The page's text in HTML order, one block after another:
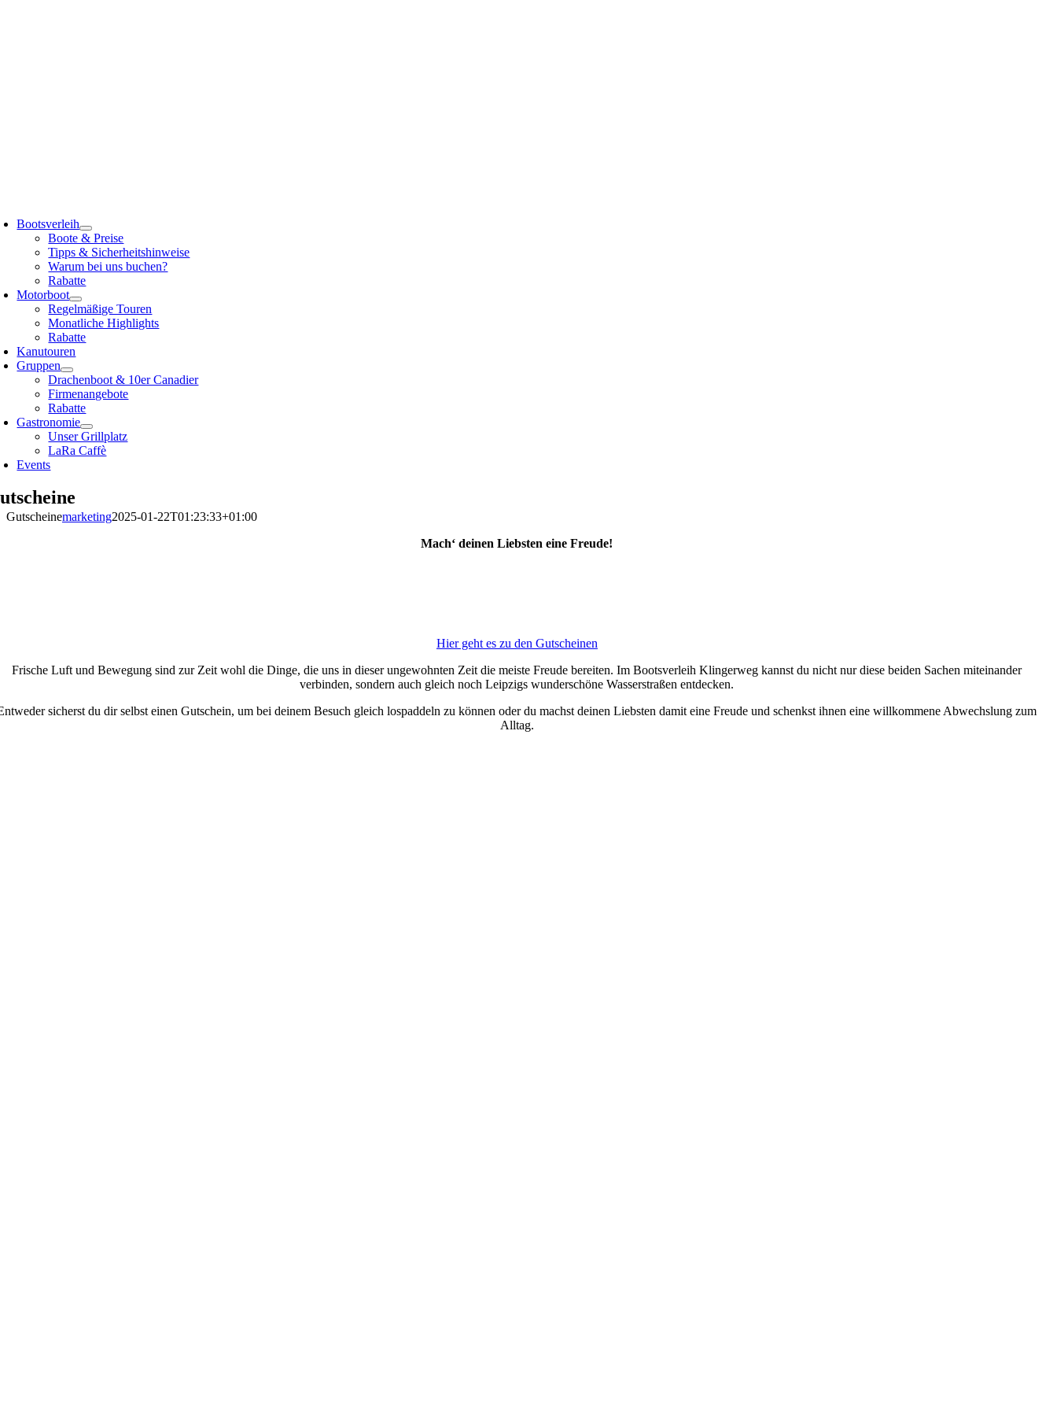
Bootsverleih
Boote & Preise
Tipps & Sicherheitshinweise
Warum bei uns buchen?
Rabatte
Motorboot
Regelmäßige Touren
Monatliche Highlights
Rabatte
Kanutouren
Gruppen
Drachenboot & 10er Canadier
Firmenangebote
Rabatte
Gastronomie
Unser Grillplatz
LaRa Caffè
Events
Gutscheinemarketing2025-01-22T01:23:33+01:00
Mach‘ deinen Liebsten eine Freude!
Hier geht es zu den Gutscheinen
Frische Luft und Bewegung sind zur Zeit wohl die Dinge, die uns in dieser ungewohnten Zeit die meiste Freude bereiten. Im Bootsverleih Klingerweg kannst du nicht nur diese beiden Sachen miteinander
verbinden, sondern auch gleich noch Leipzigs wunderschöne Wasserstraßen entdecken.
sicherst du dir selbst einen Gutschein, um bei deinem Besuch gleich lospaddeln zu können oder du machst deinen Liebsten damit eine Freude und schenkst ihnen eine willkommene Abwechslung zum
Alltag.